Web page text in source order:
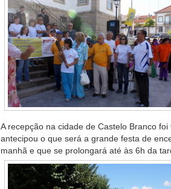
A recepção na cidade de Castelo Branco
antecipou o que será a grande festa de
manhã e que se prolongará até às 6h da